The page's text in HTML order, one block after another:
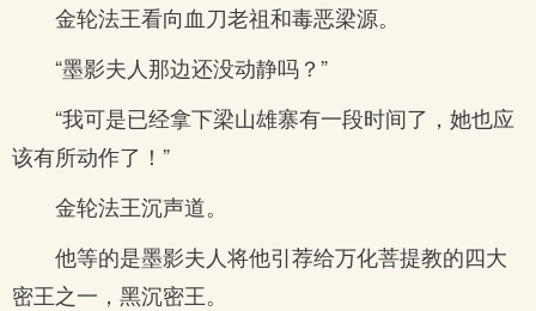
金轮法王看向血刀老祖和毒恶梁源。
“墨影夫人那边还没动静吗？”
“我可是已经拿下梁山雄寨有一段时间了，她也应
该有所动作了！”
金轮法王沉声道。
他等的是墨影夫人将他引荐给万化菩提教的四大
密王之一，黑沉密王。